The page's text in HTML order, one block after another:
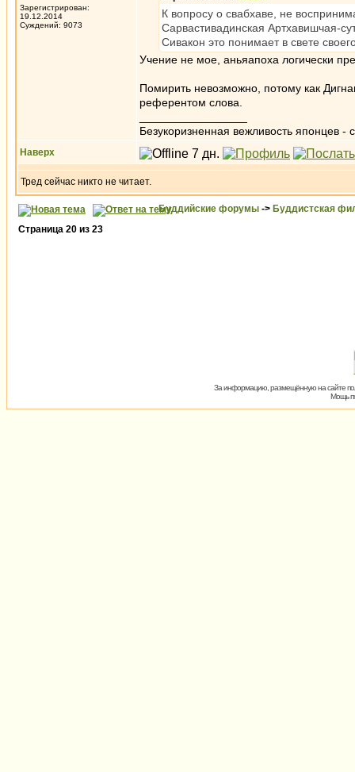
Зарегистрирован:
19.12.2014
Суждений: 9073
К вопросу о свабхаве, не
Сарвастивадинская Артхавишчая-
Сивакон это понимает в свете
Учение не мое, аньяапоха логически
Помирить невозможно, потому как
референтом слова.
Безукоризненная вежливость японцев -
Наверх
Тред сейчас никто не читает.
Буддийские форумы -> Буддистская
Страница 20 из 23
За информацию, размещённую на сайте
Мощь